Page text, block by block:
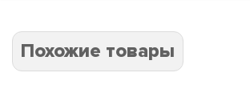
Похожие товары